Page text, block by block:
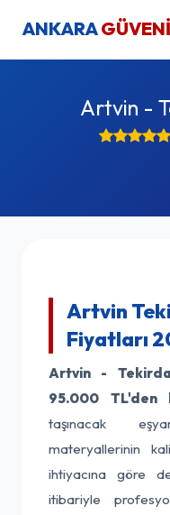
ANKARA
Artvin -
Artvin
Fiyatları
Artvin -
95.000 TL'den
taşınacak
materyallerinin
ihtiyacına göre
itibariyle